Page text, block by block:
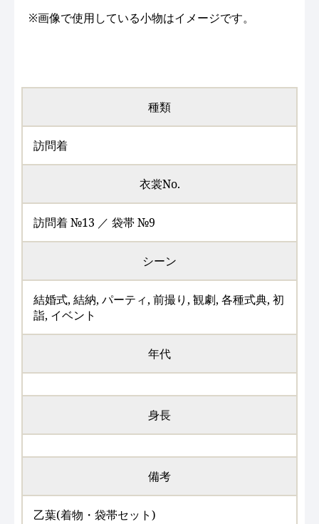
※画像で使用している小物はイメージです。
種類
訪問着
衣裳No.
訪問着 №13 ／ 袋帯 №9
シーン
結婚式, 結納, パーティ, 前撮り, 観劇, 各種式典, 初
詣, イベント
年代
身長
備考
乙葉(着物・袋帯セット)